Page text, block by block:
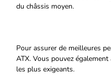
du châssis moyen.
Pour assurer de meilleures
ATX. Vous pouvez
les plus exigeants.